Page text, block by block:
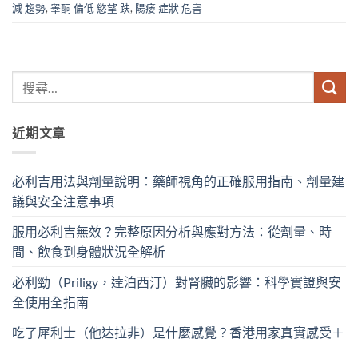
減 趨勢, 睾酮 偏低 慾望 跌, 陽痿 症狀 危害
近期文章
必利吉用法與劑量說明：藥師視角的正確服用指南、劑量建
議與安全注意事項
服用必利吉無效？完整原因分析與應對方法：從劑量、時
間、飲食到身體狀況全解析
必利勁（Priligy，達泊西汀）對腎臟的影響：科學實證與安
全使用全指南
吃了犀利士（他达拉非）是什麼感覺？香港用家真實感受＋